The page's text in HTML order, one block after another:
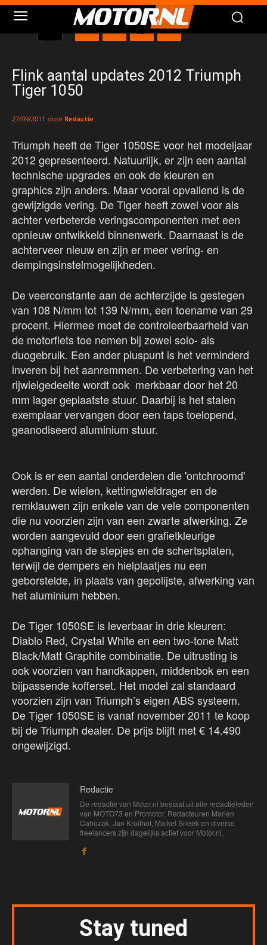
Flink aantal updates 2012 Triumph
Tiger 1050
27/09/2011 door Redactie
Triumph heeft de Tiger 1050SE voor het modeljaar
2012 gepresenteerd. Natuurlijk, er zijn een aantal
technische upgrades en ook de kleuren en
graphics zijn anders. Maar vooral opvallend is de
gewijzigde vering. De Tiger heeft zowel voor als
achter verbeterde veringscomponenten met een
opnieuw ontwikkeld binnenwerk. Daarnaast is de
achterveer nieuw en zijn er meer vering- en
dempingsinstelmogelijkheden.
De veerconstante aan de achterzijde is gestegen
van 108 N/mm tot 139 N/mm, een toename van 29
procent. Hiermee moet de controleerbaarheid van
de motorfiets toe nemen bij zowel solo- als
duogebruik. Een ander pluspunt is het verminderd
inveren bij het aanremmen. De verbetering van het
rijwielgedeelte wordt ook merkbaar door het 20
mm lager geplaatste stuur. Daarbij is het stalen
exemplaar vervangen door een taps toelopend,
geanodiseerd aluminium stuur.
Ook is er een aantal onderdelen die 'ontchroomd'
werden. De wielen, kettingwieldrager en de
remklauwen zijn enkele van de vele componenten
die nu voorzien zijn van een zwarte afwerking. Ze
worden aangevuld door een grafietkleurige
ophanging van de stepjes en de schertsplaten,
terwijl de dempers en hielplaatjes nu een
geborstelde, in plaats van gepolijste, afwerking van
het aluminium hebben.
De Tiger 1050SE is leverbaar in drie kleuren:
Diablo Red, Crystal White en een two-tone Matt
Black/Matt Graphite combinatie. De uitrusting is
ook voorzien van handkappen, middenbok en een
bijpassende kofferset. Het model zal standaard
voorzien zijn van Triumph’s eigen ABS systeem.
De Tiger 1050SE is vanaf november 2011 te koop
bij de Triumph dealer. De prijs blijft met € 14.490
ongewijzigd.
Redactie
De redactie van Motor.nl bestaat uit alle redactieleden
van MOTO73 en Promotor. Redacteuren Marien
Cahuzak, Jan Kruithof, Maikel Sneek en diverse
freelancers zijn dagelijks actief voor Motor.nl.
Stay tuned